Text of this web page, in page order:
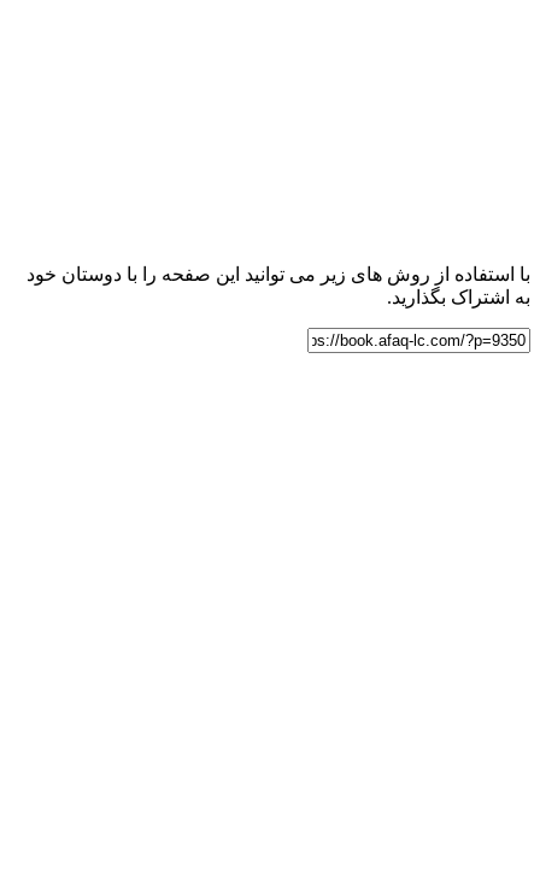
با استفاده از روش های زیر می توانید این صفحه را با دوستان خود
به اشتراک بگذارید.